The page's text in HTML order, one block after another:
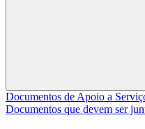
Buscar
Documentos de Apoio a
Documentos que devem ser